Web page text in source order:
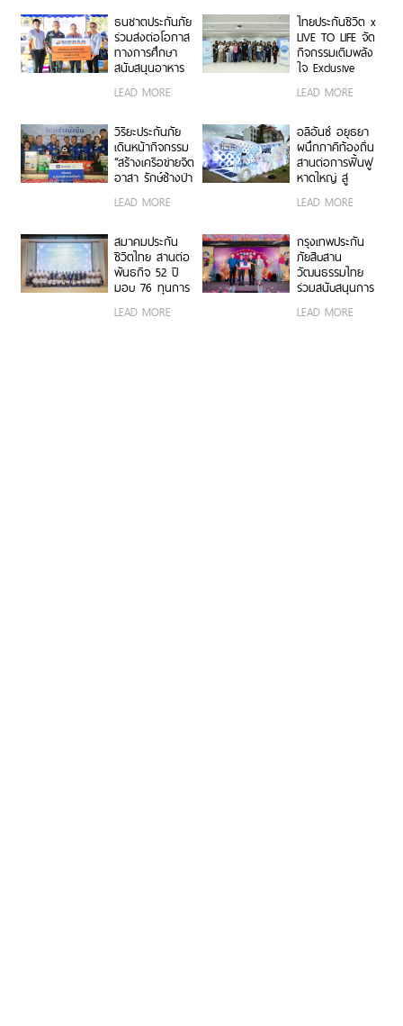
โครงการ GIVE
NEVER STOP
ผ่าน
สวพ.FM91
คิดว่า “ไม่เป็นไร”
ก่อนความชะล่าใจ
จะกลายเป็นมะเร็ง
ร้าย
ธนชาตประกันภัย
ร่วมส่งต่อโอกาส
ทางการศึกษา
สนับสนุนอาหาร
กลางวันนักเรียน
โครงการ “ครู
อาสา 2569”
LEAD MORE
ไทยประกันชีวิต x
LIVE TO LIFE จัด
กิจกรรมเติมพลัง
ใจ Exclusive
Workshop “มิกซ์
รูน แมตช์
LEAD MORE
วิริยะประกันภัย
เดินหน้ากิจกรรม
“สร้างเครือข่ายจิต
อาสา รักษ์ช้างป่า
ภาคตะวันออก”
ครั้งที่ 2
LEAD MORE
อลิอันซ์ อยุธยา
ผนึกภาคีท้องถิ่น
สานต่อการฟื้นฟู
หาดใหญ่ สู่
ต้นแบบเมือง
พร้อมรับมือภัย
LEAD MORE
สมาคมประกัน
ชีวิตไทย สานต่อ
พันธกิจ 52 ปี
มอบ 76 ทุนการ
ศึกษา พัฒนา
บุคลากรคุณภาพ
LEAD MORE
กรุงเทพประกัน
ภัยสืบสาน
วัฒนธรรมไทย
ร่วมสนับสนุนการ
จัดงานแห่เทียน
พรรษา จังหวัด
LEAD MORE